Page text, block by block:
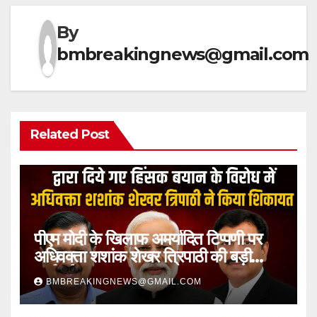
By
bmbreakingnews@gmail.com
Related Post
पीएम मोदी के खिलाफ अमर्यादित टिप्पणी पर
अधिवक्ता शशांक शेखर त्रिपाठी की बड़ी
कार्रवाई
BMBREAKINGNEWS@GMAIL.COM